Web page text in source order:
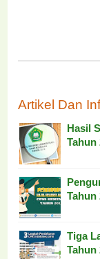
Artikel Dan
Hasil
Tahun
Tahun
Tiga
Tahun